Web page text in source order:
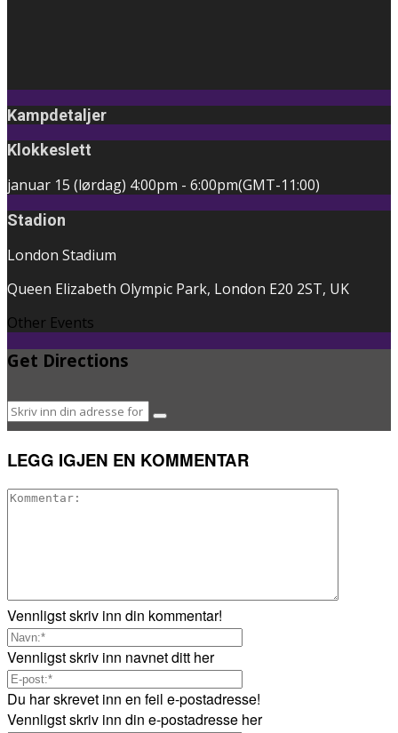
Kampdetaljer
Klokkeslett
januar 15 (lørdag) 4:00pm - 6:00pm(GMT-11:00)
Stadion
London Stadium
Queen Elizabeth Olympic Park, London E20 2ST, UK
Other Events
Get Directions
LEGG IGJEN EN KOMMENTAR
Vennligst skriv inn din kommentar!
Vennligst skriv inn navnet ditt her
Du har skrevet inn en feil e-postadresse!
Vennligst skriv inn din e-postadresse her